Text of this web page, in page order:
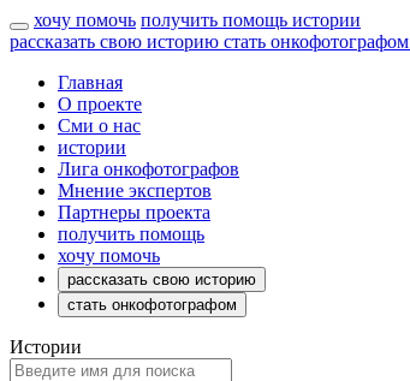
хочу помочь получить помощь истории
рассказать свою историю стать онкофотографом
Главная
О проекте
Сми о нас
истории
Лига онкофотографов
Мнение экспертов
Партнеры проекта
получить помощь
хочу помочь
рассказать свою историю
стать онкофотографом
Истории